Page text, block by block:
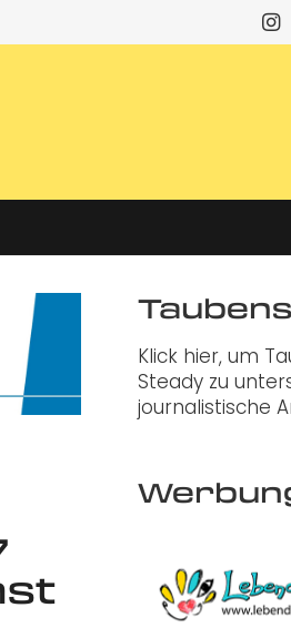
Klick hier, um
Steady zu
journalistische